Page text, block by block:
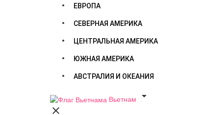
ЕВРОПА
СЕВЕРНАЯ АМЕРИКА
ЦЕНТРАЛЬНАЯ АМЕРИКА
ЮЖНАЯ АМЕРИКА
АВСТРАЛИЯ И ОКЕАНИЯ
Вьетнам

